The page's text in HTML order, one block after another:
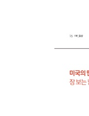
중국의
손주 위해
5장_관